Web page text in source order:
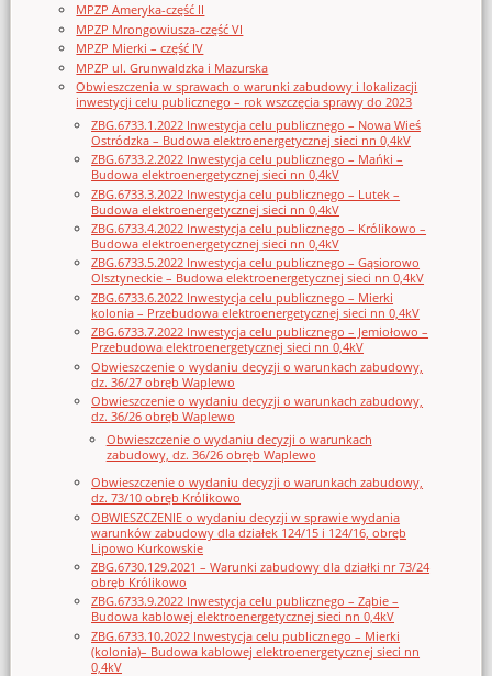
MPZP Ameryka-część II
MPZP Mrongowiusza-część VI
MPZP Mierki – część IV
MPZP ul. Grunwaldzka i Mazurska
Obwieszczenia w sprawach o warunki zabudowy i lokalizacji
inwestycji celu publicznego – rok wszczęcia sprawy do 2023
ZBG.6733.1.2022 Inwestycja celu publicznego – Nowa Wieś
Ostródzka – Budowa elektroenergetycznej sieci nn 0,4kV
ZBG.6733.2.2022 Inwestycja celu publicznego – Mańki –
Budowa elektroenergetycznej sieci nn 0,4kV
ZBG.6733.3.2022 Inwestycja celu publicznego – Lutek –
Budowa elektroenergetycznej sieci nn 0,4kV
ZBG.6733.4.2022 Inwestycja celu publicznego – Królikowo –
Budowa elektroenergetycznej sieci nn 0,4kV
ZBG.6733.5.2022 Inwestycja celu publicznego – Gąsiorowo
Olsztyneckie – Budowa elektroenergetycznej sieci nn 0,4kV
ZBG.6733.6.2022 Inwestycja celu publicznego – Mierki
kolonia – Przebudowa elektroenergetycznej sieci nn 0,4kV
ZBG.6733.7.2022 Inwestycja celu publicznego – Jemiołowo –
Przebudowa elektroenergetycznej sieci nn 0,4kV
Obwieszczenie o wydaniu decyzji o warunkach zabudowy,
dz. 36/27 obręb Waplewo
Obwieszczenie o wydaniu decyzji o warunkach zabudowy,
dz. 36/26 obręb Waplewo
Obwieszczenie o wydaniu decyzji o warunkach
zabudowy, dz. 36/26 obręb Waplewo
Obwieszczenie o wydaniu decyzji o warunkach zabudowy,
dz. 73/10 obręb Królikowo
OBWIESZCZENIE o wydaniu decyzji w sprawie wydania
warunków zabudowy dla działek 124/15 i 124/16, obręb
Lipowo Kurkowskie
ZBG.6730.129.2021 – Warunki zabudowy dla działki nr 73/24
obręb Królikowo
ZBG.6733.9.2022 Inwestycja celu publicznego – Ząbie –
Budowa kablowej elektroenergetycznej sieci nn 0,4kV
ZBG.6733.10.2022 Inwestycja celu publicznego – Mierki
(kolonia)– Budowa kablowej elektroenergetycznej sieci nn
0,4kV